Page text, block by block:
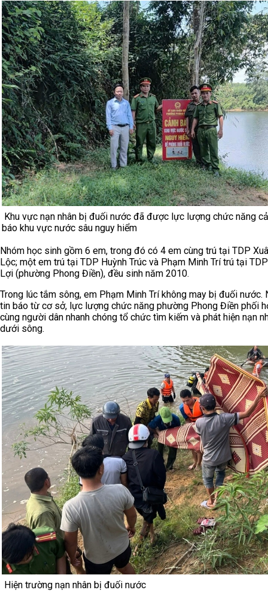
Khu vực nạn nhân bị đuối nước đã được lực lượng chức năng
báo khu vực nước sâu nguy hiểm
Nhóm học sinh gồm 6 em, trong đó có 4 em cùng trú tại TDP
Lộc; một em trú tại TDP Huỳnh Trúc và Phạm Minh Trí trú tại
Lợi (phường Phong Điền), đều sinh năm 2010.
Trong lúc tắm sông, em Phạm Minh Trí không may bị đuối nước.
tin báo từ cơ sở, lực lượng chức năng phường Phong Điền phối
cùng người dân nhanh chóng tổ chức tìm kiếm và phát hiện nạn
dưới sông.
Hiện trường nạn nhân bị đuối nước